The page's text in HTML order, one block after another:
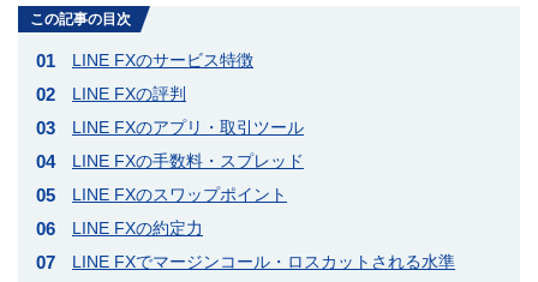
この記事の目次
LINE FXのサービス特徴
LINE FXの評判
LINE FXのアプリ・取引ツール
LINE FXの手数料・スプレッド
LINE FXのスワップポイント
LINE FXの約定力
LINE FXでマージンコール・ロスカットされる水準